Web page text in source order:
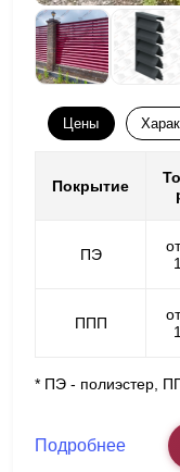
Цены
Покрытие
ПЭ
ППП
* ПЭ - полиэстер,
Подробнее